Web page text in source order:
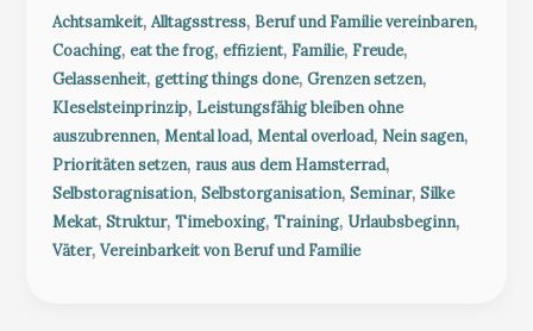
setzen
so
wichtig
ist?
Weil
wichtig
nicht
gleich
dringend
Achtsamkeit,Alltagsstress, Beruf und Familie vereinbaren,
Coaching,eat the frog,effizient, Familie, Freude,
Gelassenheit,getting things done,Grenzen setzen,
KIeselsteinprinzip, Leistungsfähig bleiben ohne
auszubrennen, Mental load, Mental overload, Nein sagen,
Prioritäten setzen, raus aus dem Hamsterrad,
Selbstoragnisation,Selbstorganisation,Seminar,Silke
Mekat,Struktur,Timeboxing,Training, Urlaubsbeginn,
Väter,Vereinbarkeit von Beruf und Familie